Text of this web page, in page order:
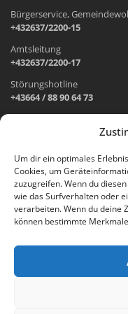
Um dir ein optimales
Cookies, um
zuzugreifen. Wenn du
wie das Surfverhalten oder
verarbeiten. Wenn du deine
können bestimmte
Bürgerservice,
+432637/2200-15
Amtsleitung
+432637/2200-17
Störungshotline
+43664 / 88 90 64 73
Wr. Neustädter Straße 1
2733 Grünbach am
Öffnungszeiten
Montag: 8.00 – 12.00 Uhr
Freitag: 8.00 – 12.00 Uhr
Email: